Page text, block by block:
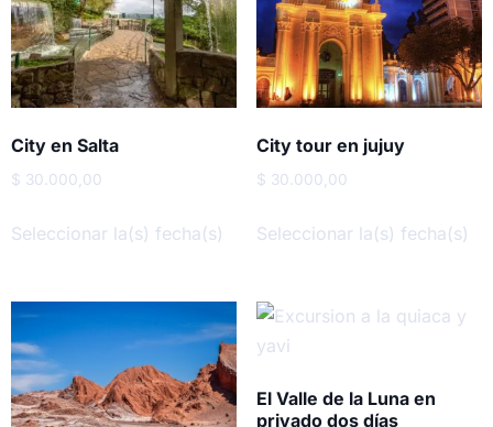
City en Salta
$ 30.000,00
Seleccionar la(s) fecha(s)
City tour en jujuy
$ 30.000,00
Seleccionar la(s) fecha(s)
El Valle de la Luna en
privado dos días